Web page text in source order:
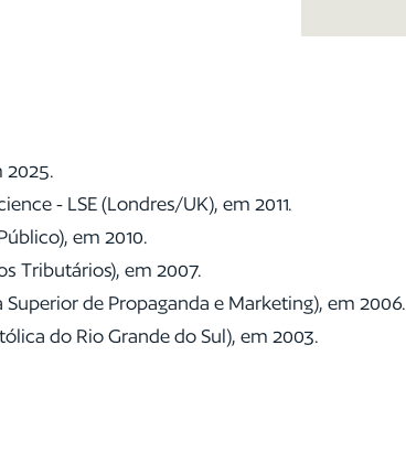
2025.
- LSE (Londres/UK), em 2011.
em 2010.
Tributários), em 2007.
de Propaganda e Marketing), em 2006.
do Rio Grande do Sul), em 2003.